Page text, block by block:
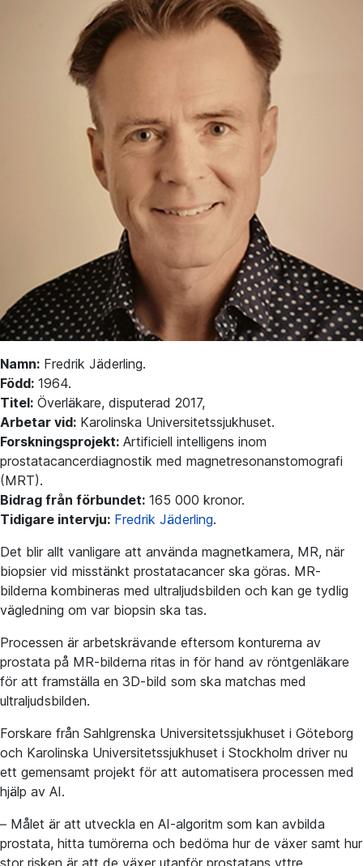
Namn: Fredrik Jäderling.
Född: 1964.
Titel: Överläkare, disputerad 2017,
Arbetar vid: Karolinska Universitetssjukhuset.
Forskningsprojekt: Artificiell intelligens inom
prostatacancerdiagnostik med magnetresonanstomografi
(MRT).
Bidrag från förbundet: 165 000 kronor.
Tidigare intervju: Fredrik Jäderling.
Det blir allt vanligare att använda magnetkamera, MR, när
biopsier vid misstänkt prostatacancer ska göras. MR-
bilderna kombineras med ultraljudsbilden och kan ge tydlig
vägledning om var biopsin ska tas.
Processen är arbetskrävande eftersom konturerna av
prostata på MR-bilderna ritas in för hand av röntgenläkare
för att framställa en 3D-bild som ska matchas med
ultraljudsbilden.
Forskare från Sahlgrenska Universitetssjukhuset i Göteborg
och Karolinska Universitetssjukhuset i Stockholm driver nu
ett gemensamt projekt för att automatisera processen med
hjälp av AI.
– Målet är att utveckla en AI-algoritm som kan avbilda
prostata, hitta tumörerna och bedöma hur de växer samt hur